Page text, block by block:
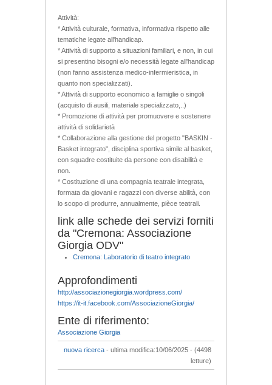
Attività:
* Attività culturale, formativa, informativa rispetto alle
tematiche legate all'handicap.
* Attività di supporto a situazioni familiari, e non, in cui
si presentino bisogni e/o necessità legate all'handicap
(non fanno assistenza medico-infermieristica, in
quanto non specializzati).
* Attività di supporto economico a famiglie o singoli
(acquisto di ausili, materiale specializzato,..)
* Promozione di attività per promuovere e sostenere
attività di solidarietà
* Collaborazione alla gestione del progetto "BASKIN -
Basket integrato", disciplina sportiva simile al basket,
con squadre costituite da persone con disabilità e
non.
* Costituzione di una compagnia teatrale integrata,
formata da giovani e ragazzi con diverse abilità, con
lo scopo di produrre, annualmente, pièce teatrali.
link alle schede dei servizi forniti
da "Cremona: Associazione
Giorgia ODV"
Cremona: Laboratorio di teatro integrato
Approfondimenti
http://associazionegiorgia.wordpress.com/
https://it-it.facebook.com/AssociazioneGiorgia/
Ente di riferimento:
Associazione Giorgia
nuova ricerca - ultima modifica:10/06/2025 - (4498
letture)